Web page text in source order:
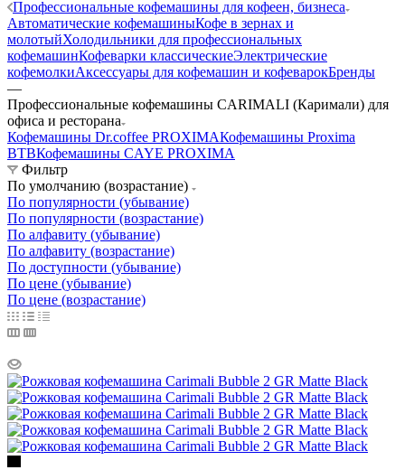
Профессиональные кофемашины для кофеен, бизнеса
Автоматические кофемашиныКофе в зернах и
молотыйХолодильники для профессиональных
кофемашинКофеварки классическиеЭлектрические
кофемолкиАксессуары для кофемашин и кофеварокБренды
—
Профессиональные кофемашины CARIMALI (Каримали) для
офиса и ресторана
Кофемашины Dr.coffee PROXIMAКофемашины Proxima
BTBКофемашины CAYE PROXIMA
Фильтр
По умолчанию (возрастание)
По популярности (убывание)
По популярности (возрастание)
По алфавиту (убывание)
По алфавиту (возрастание)
По доступности (убывание)
По цене (убывание)
По цене (возрастание)